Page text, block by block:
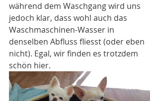
während dem Waschgang wird uns
jedoch klar, dass wohl auch das
Waschmaschinen-Wasser in
denselben Abfluss fliesst (oder eben
nicht). Egal, wir finden es trotzdem
schön hier.